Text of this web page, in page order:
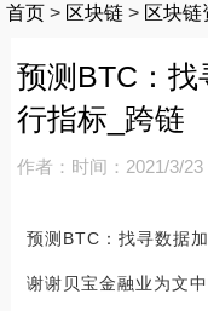
首页 > 区块链 > 区块链
预测BTC：找
行指标_跨链
作者： 时间：2021/3/23
预测BTC：找寻数据
谢谢贝宝金融业为文